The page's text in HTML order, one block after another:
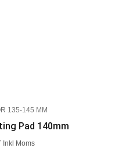
135-145 MM
Pad 140mm
Inkl Moms